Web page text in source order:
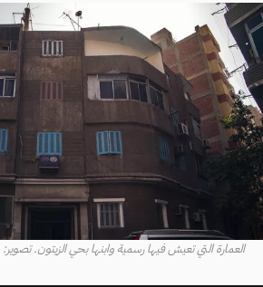
Secondary
Navigation
العمارة التي تعيش فيها رسمية وابنها بحي الزيتون.